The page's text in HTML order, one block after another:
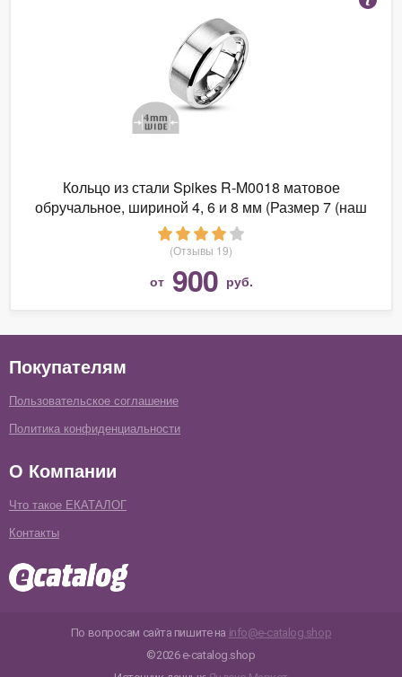
Кольцо из стали Spikes R-M0018 матовое
обручальное, шириной 4, 6 и 8 мм (Размер 7 (наш
17,4), 6, 4)
(Отзывы 19)
от 900 руб.
Покупателям
Пользовательское соглашение
Политика конфиденциальности
О Компании
Что такое ЕКАТАЛОГ
Контакты
По вопросам сайта пишите на info@e-catalog.shop
©2026 e-catalog.shop